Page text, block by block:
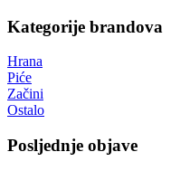
Kategorije brandova
Hrana
Piće
Začini
Ostalo
Posljednje objave